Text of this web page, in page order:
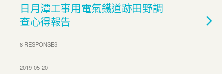
日月潭工事用電氣鐵道跡田野調
查心得報告
8 RESPONSES
2019-05-20